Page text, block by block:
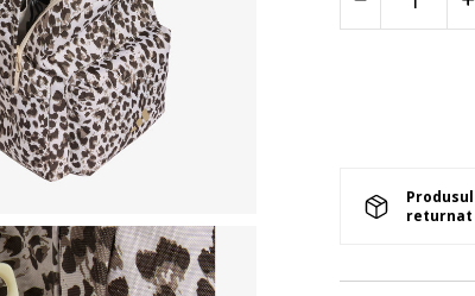
returnat